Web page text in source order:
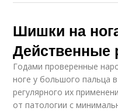
Шишки на
Действенные
Годами проверенные
ноге у большого пальца
регулярного их
от патологии с